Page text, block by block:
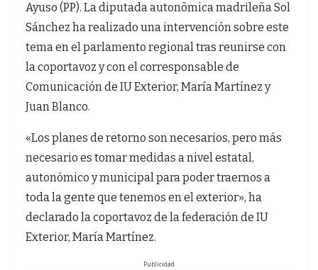
Ayuso (PP). La diputada autonõmica madrileña Sol
Sánchez ha realizado una intervención sobre este
tema en el parlamento regional tras reunirse con
la coportavoz y con el corresponsable de
Comunicación de IU Exterior, María Martínez y
Juan Blanco.
«Los planes de retorno son necesarios, pero más
necesario es tomar medidas a nivel estatal,
autonómico y municipal para poder traernos a
toda la gente que tenemos en el exterior», ha
declarado la coportavoz de la federación de IU
Exterior, María Martínez.
Publicidad